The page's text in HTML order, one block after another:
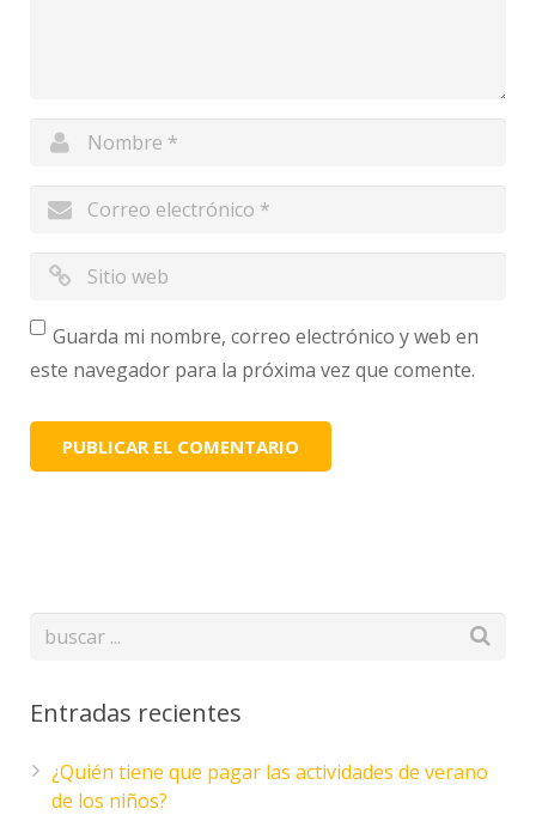
Guarda mi nombre, correo electrónico y web en
este navegador para la próxima vez que comente.
Entradas recientes
¿Quién tiene que pagar las actividades de verano
de los niños?